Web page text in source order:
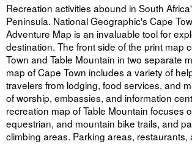
Recreation activities abound in South
Peninsula. National Geographic's Cape
Adventure Map is an invaluable tool for
destination. The front side of the print map
Town and Table Mountain in two separate
map of Cape Town includes a variety of
travelers from lodging, food services, and
of worship, embassies, and information
recreation map of Table Mountain focuses
equestrian, and mountain bike trails, and
climbing areas. Parking areas, restaurants,